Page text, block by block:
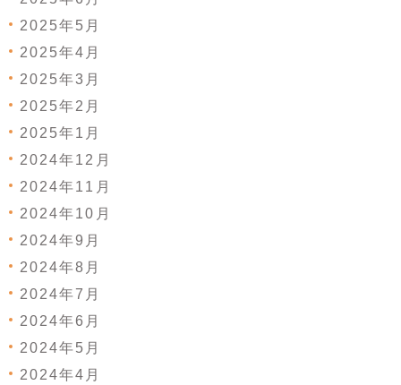
2025年5月
2025年4月
2025年3月
2025年2月
2025年1月
2024年12月
2024年11月
2024年10月
2024年9月
2024年8月
2024年7月
2024年6月
2024年5月
2024年4月